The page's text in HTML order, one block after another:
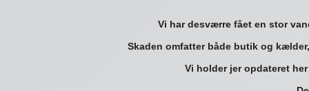
Vi har desværre fået en stor
Skaden omfatter både butik og
Vi holder jer opdateret